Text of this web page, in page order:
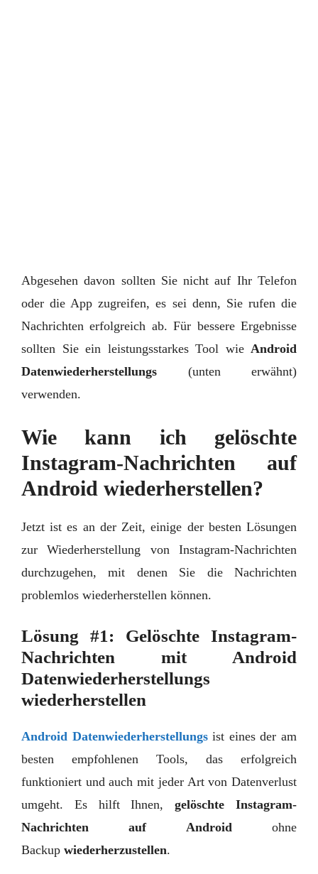
Abgesehen davon sollten Sie nicht auf Ihr Telefon
oder die App zugreifen, es sei denn, Sie rufen die
Nachrichten erfolgreich ab. Für bessere Ergebnisse
sollten Sie ein leistungsstarkes Tool wie Android
Datenwiederherstellungs (unten erwähnt)
verwenden.
Wie kann ich gelöschte
Instagram-Nachrichten auf
Android wiederherstellen?
Jetzt ist es an der Zeit, einige der besten Lösungen
zur Wiederherstellung von Instagram-Nachrichten
durchzugehen, mit denen Sie die Nachrichten
problemlos wiederherstellen können.
Lösung #1: Gelöschte Instagram-
Nachrichten mit Android
Datenwiederherstellungs
wiederherstellen
Android Datenwiederherstellungsist eines der am
besten empfohlenen Tools, das erfolgreich
funktioniert und auch mit jeder Art von Datenverlust
umgeht. Es hilft Ihnen,gelöschte Instagram-
Nachrichten auf Android ohne
Backup wiederherzustellen.